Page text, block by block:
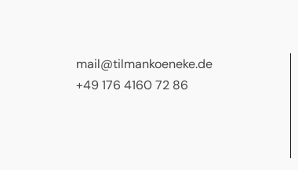
mail@tilmankoeneke.de
+49 176 4160 72 86